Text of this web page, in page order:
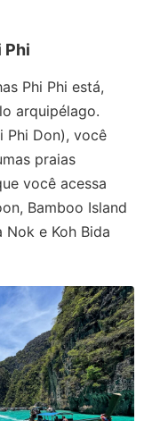
Phi
Phi Phi está,
arquipélago.
Phi Don), você
praias
você acessa
Bamboo Island
Nok e Koh Bida